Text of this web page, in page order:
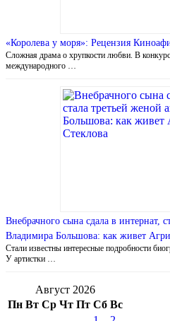
«Королева у моря»: Рецензия
Сложная драма о хрупкости любви. В
международного …
Внебрачного сына сдала в интернат,
Владимира Большова: как живет
Стали известны интересные подробности
У артистки …
Август 2026
Пн Вт Ср Чт Пт Сб Вс